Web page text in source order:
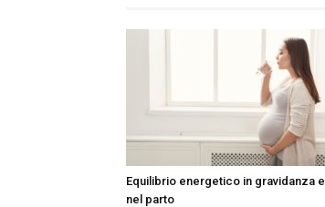
Equilibrio energetico in gravidanza e
nel parto